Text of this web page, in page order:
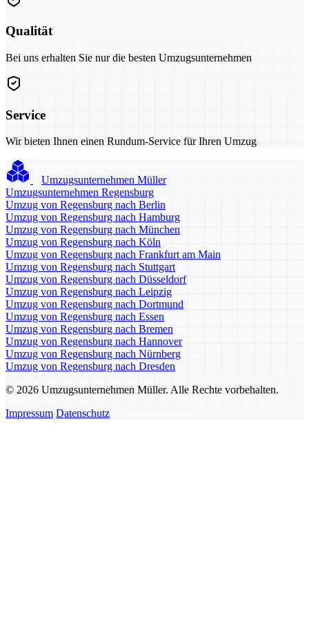
Qualität
Bei uns erhalten Sie nur die besten Umzugsunternehmen
Service
Wir bieten Ihnen einen Rundum-Service für Ihren Umzug
Umzugsunternehmen Müller
Umzugsunternehmen Regensburg
Umzug von Regensburg nach Berlin
Umzug von Regensburg nach Hamburg
Umzug von Regensburg nach München
Umzug von Regensburg nach Köln
Umzug von Regensburg nach Frankfurt am Main
Umzug von Regensburg nach Stuttgart
Umzug von Regensburg nach Düsseldorf
Umzug von Regensburg nach Leipzig
Umzug von Regensburg nach Dortmund
Umzug von Regensburg nach Essen
Umzug von Regensburg nach Bremen
Umzug von Regensburg nach Hannover
Umzug von Regensburg nach Nürnberg
Umzug von Regensburg nach Dresden
© 2026 Umzugsunternehmen Müller. Alle Rechte vorbehalten.
Impressum Datenschutz